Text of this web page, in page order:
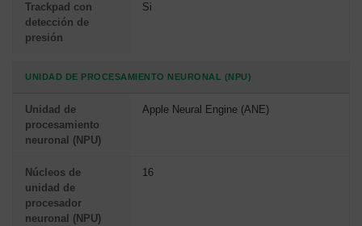
Trackpad con
detección de
presión
Si
UNIDAD DE PROCESAMIENTO NEURONAL (NPU)
Unidad de
procesamiento
neuronal (NPU)
Apple Neural Engine (ANE)
Núcleos de
unidad de
procesador
neuronal (NPU)
16